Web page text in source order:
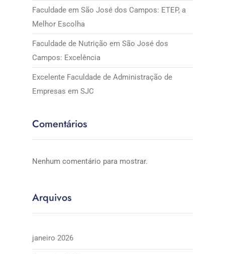
Faculdade em São José dos Campos: ETEP, a
Melhor Escolha
Faculdade de Nutrição em São José dos
Campos: Excelência
Excelente Faculdade de Administração de
Empresas em SJC
Comentários
Nenhum comentário para mostrar.
Arquivos
janeiro 2026